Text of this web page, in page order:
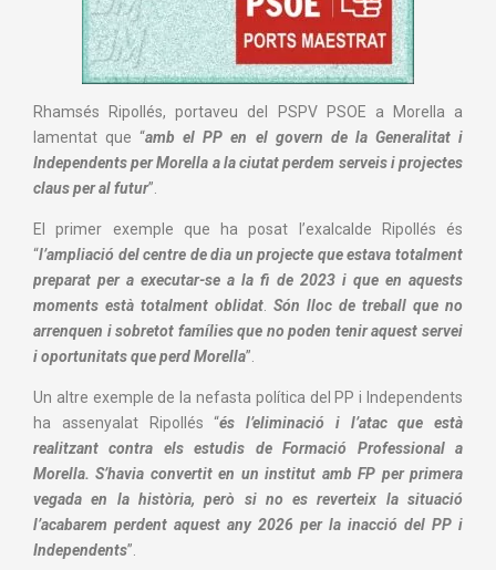
Rhamsés Ripollés, portaveu del PSPV PSOE a Morella a
lamentat que “amb el PP en el govern de la Generalitat i
Independents per Morella a la ciutat perdem serveis i projectes
claus per al futur”.
El primer exemple que ha posat l’exalcalde Ripollés és
“l’ampliació del centre de dia un projecte que estava totalment
preparat per a executar-se a la fi de 2023 i que en aquests
moments està totalment oblidat Són lloc de treball que no
arrenquen i sobretot famílies que no poden tenir aquest servei
i oportunitats que perd Morella”.
Un altre exemple de la nefasta política del PP i Independents
ha assenyalat Ripollés “és l’eliminació i l’atac que està
realitzant contra els estudis de Formació Professional a
Morella. S’havia convertit en un institut amb FP per primera
vegada en la història, però si no es reverteix la situació
l’acabarem perdent aquest any 2026 per la inacció del PP i
Independents”.